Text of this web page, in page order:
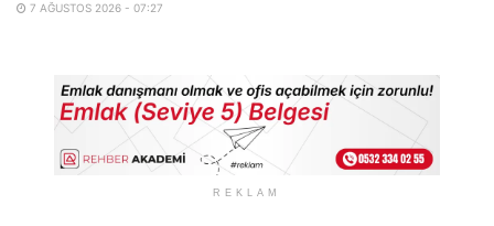
7 AĞUSTOS 2026 - 07:27
REKLAM